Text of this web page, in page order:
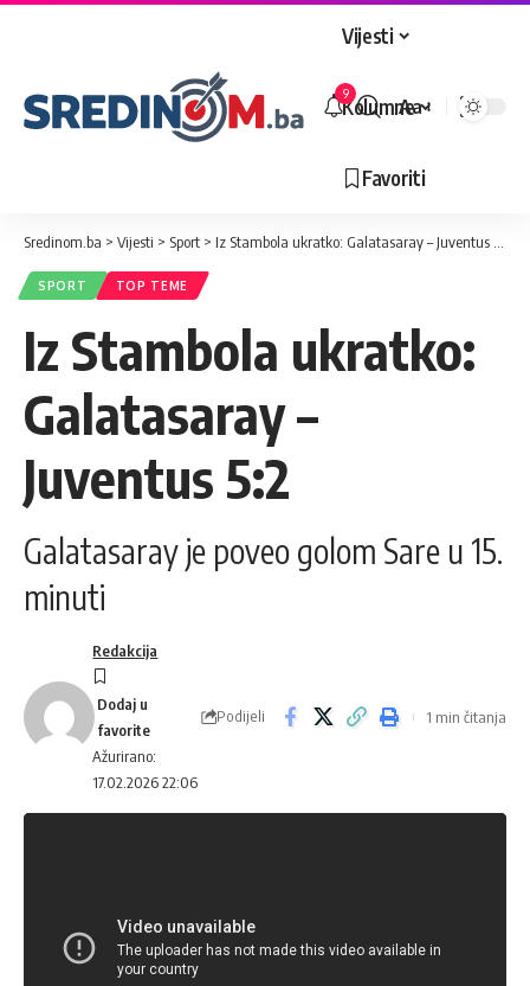
Vijesti
Kolumne
Favoriti
9
Veličina
Aa
Sredinom.ba > Vijesti > Sport > Iz Stambola ukratko: Galatasaray – Juventus 5:2
SPORT TOP TEME
Iz Stambola ukratko:
Galatasaray –
Juventus 5:2
Galatasaray je poveo golom Sare u 15.
minuti
Ažurirano:
17.02.2026 22:06
Redakcija
Podijeli 1 min čitanja